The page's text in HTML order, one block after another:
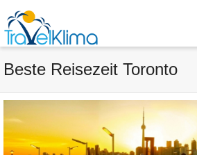
Beste Reisezeit Toronto